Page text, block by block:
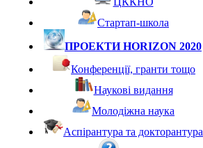
Стартап-школа
ПРОЕКТИ HORIZON 2020
Конференції, гранти тощо
Наукові видання
Молодіжна наука
Аспірантура та докторантура